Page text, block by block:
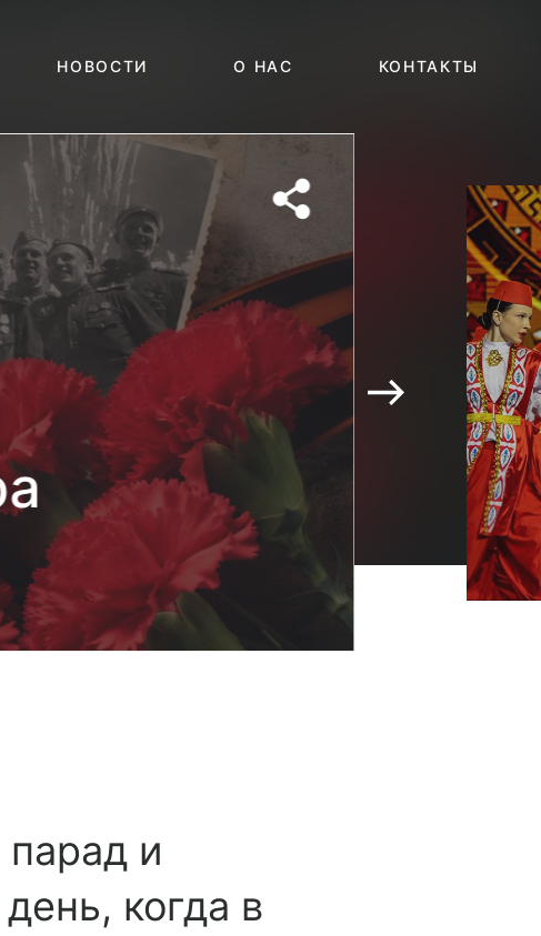
НОВОСТИ О НАС КОНТАКТЫ
и
когда в